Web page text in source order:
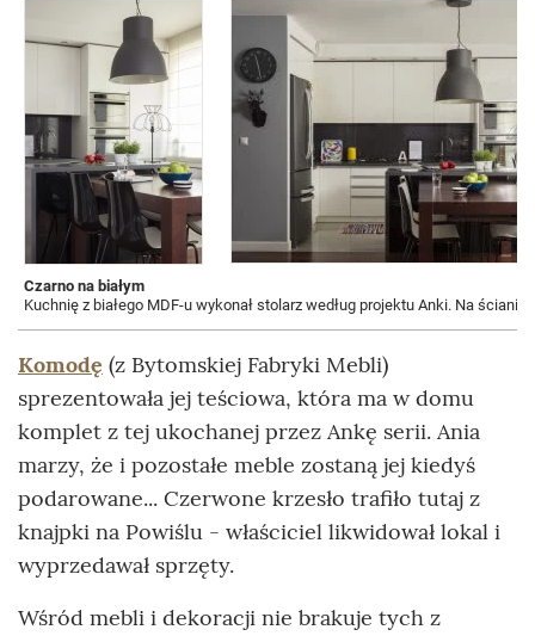
Czarno na białym
Kuchnię z białego MDF-u wykonał stolarz według projektu Anki. Na
Komodę (z Bytomskiej Fabryki Mebli)
sprezentowała jej teściowa, która ma w domu
komplet z tej ukochanej przez Ankę serii. Ania
marzy, że i pozostałe meble zostaną jej kiedyś
podarowane... Czerwone krzesło trafiło tutaj z
knajpki na Powiślu - właściciel likwidował lokal i
wyprzedawał sprzęty.
Wśród mebli i dekoracji nie brakuje tych z